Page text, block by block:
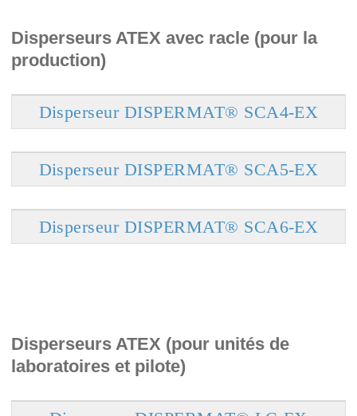
Disperseurs ATEX avec racle (pour la
production)
Disperseur DISPERMAT® SCA4-EX
Disperseur DISPERMAT® SCA5-EX
Disperseur DISPERMAT® SCA6-EX
Disperseurs ATEX (pour unités de
laboratoires et pilote)